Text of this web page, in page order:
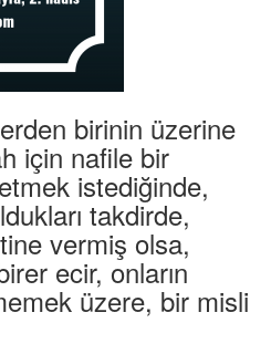
birinin üzerine
için nafile bir
istediğinde,
takdirde,
vermiş olsa,
ecir, onların
üzere, bir misli